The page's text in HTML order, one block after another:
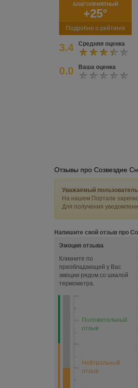
БЛАГОПРИЯТНЫЙ
+25°
Подробно о рейтинге
3.4 Средняя оценка
0.0 Ваша оценка
Отзывы про Созвездие
Уважаемый
На нашем Портале
Для получения
Напишите свой отзыв про
Эмоция отзыва
Кликните по
преобладающей у Вас
эмоции рядом со шкалой
термометра.
Положительный
отзыв
Нейтральный
отзыв